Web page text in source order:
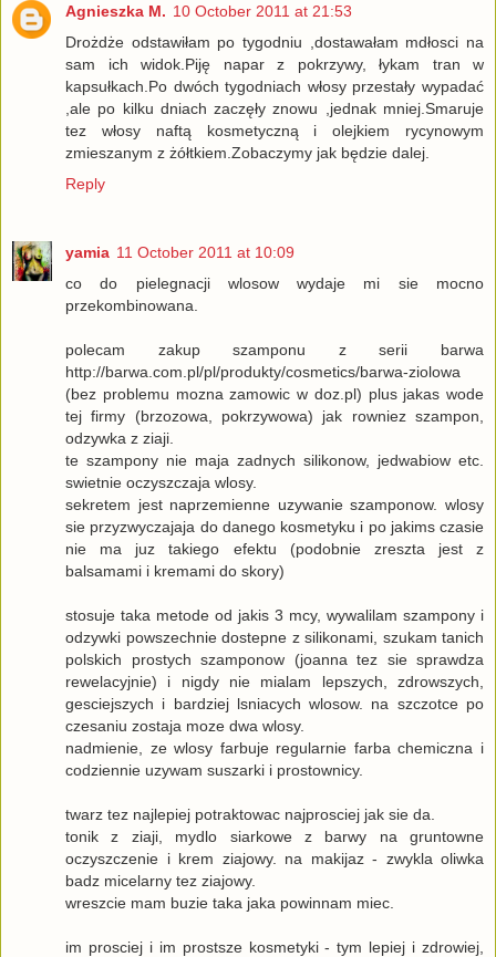
Agnieszka M. 10 October 2011 at 21:53
Drożdże odstawiłam po tygodniu ,dostawałam mdłosci na
sam ich widok.Piję napar z pokrzywy, łykam tran w
kapsułkach.Po dwóch tygodniach włosy przestały wypadać
,ale po kilku dniach zaczęły znowu ,jednak mniej.Smaruje
tez włosy naftą kosmetyczną i olejkiem rycynowym
zmieszanym z żółtkiem.Zobaczymy jak będzie dalej.
Reply
yamia 11 October 2011 at 10:09
co do pielegnacji wlosow wydaje mi sie mocno
przekombinowana.
polecam zakup szamponu z serii barwa
http://barwa.com.pl/pl/produkty/cosmetics/barwa-ziolowa
(bez problemu mozna zamowic w doz.pl) plus jakas wode
tej firmy (brzozowa, pokrzywowa) jak rowniez szampon,
odzywka z ziaji.
te szampony nie maja zadnych silikonow, jedwabiow etc.
swietnie oczyszczaja wlosy.
sekretem jest naprzemienne uzywanie szamponow. wlosy
sie przyzwyczajaja do danego kosmetyku i po jakims czasie
nie ma juz takiego efektu (podobnie zreszta jest z
balsamami i kremami do skory)
stosuje taka metode od jakis 3 mcy, wywalilam szampony i
odzywki powszechnie dostepne z silikonami, szukam tanich
polskich prostych szamponow (joanna tez sie sprawdza
rewelacyjnie) i nigdy nie mialam lepszych, zdrowszych,
gesciejszych i bardziej lsniacych wlosow. na szczotce po
czesaniu zostaja moze dwa wlosy.
nadmienie, ze wlosy farbuje regularnie farba chemiczna i
codziennie uzywam suszarki i prostownicy.
twarz tez najlepiej potraktowac najprosciej jak sie da.
tonik z ziaji, mydlo siarkowe z barwy na gruntowne
oczyszczenie i krem ziajowy. na makijaz - zwykla oliwka
badz micelarny tez ziajowy.
wreszcie mam buzie taka jaka powinnam miec.
im prosciej i im prostsze kosmetyki - tym lepiej i zdrowiej,